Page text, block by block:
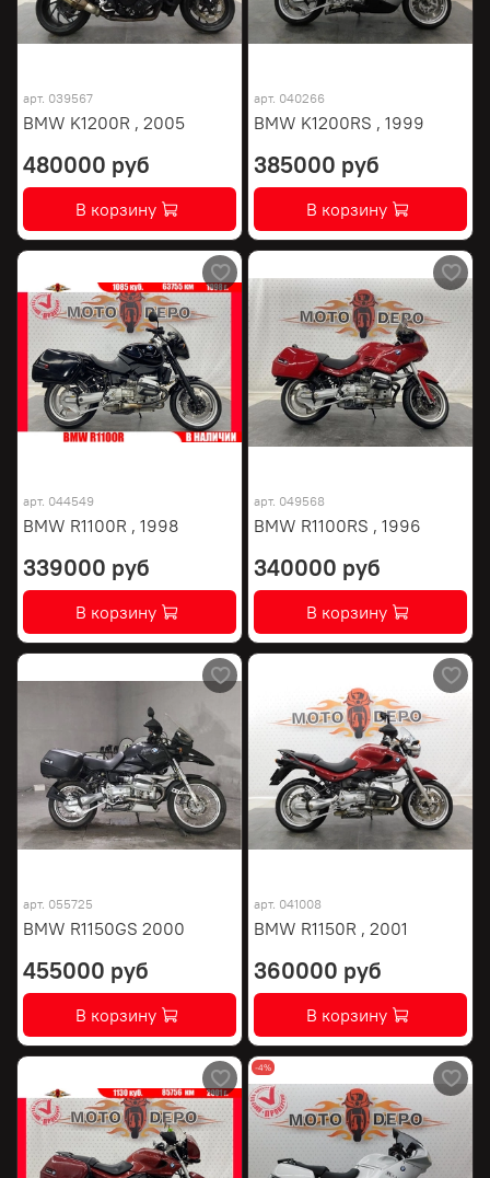
арт. 039567
BMW K1200R , 2005
480000 руб
В корзину
арт. 040266
BMW K1200RS , 1999
385000 руб
В корзину
арт. 044549
BMW R1100R , 1998
339000 руб
В корзину
арт. 049568
BMW R1100RS , 1996
340000 руб
В корзину
арт. 055725
BMW R1150GS 2000
455000 руб
В корзину
арт. 041008
BMW R1150R , 2001
360000 руб
В корзину
-4%